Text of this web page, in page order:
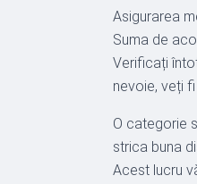
Asigurarea
Suma de
Verificați
nevoie, veți
O categorie
strica buna
Acest lucru